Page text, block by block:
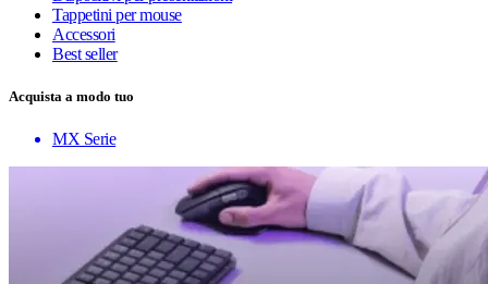
Tappetini per mouse
Accessori
Best seller
Acquista a modo tuo
MX Serie